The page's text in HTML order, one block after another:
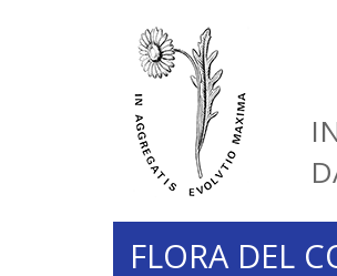
FLORA DEL